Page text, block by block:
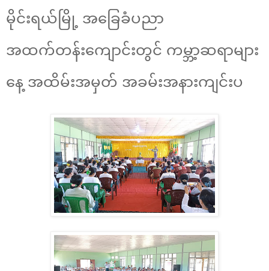
မိုင်းရယ်မြို့ အခြေခံပညာ
အထက်တန်းကျောင်းတွင် ကမ္ဘာ့ဆရာများ
နေ့ အထိမ်းအမှတ် အခမ်းအနားကျင်းပ